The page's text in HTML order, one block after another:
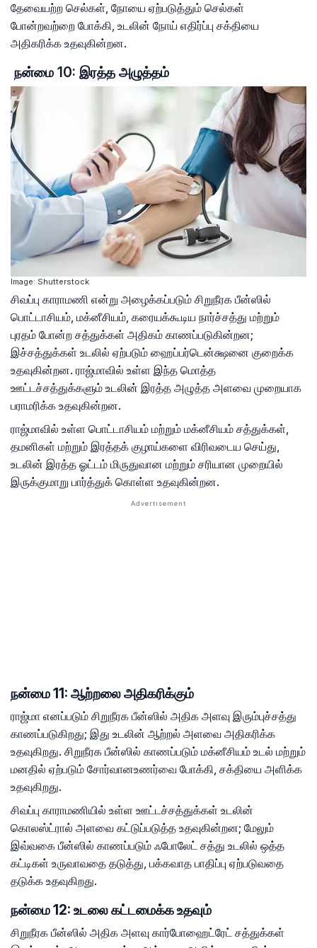
தேவையற்ற செல்கள், நோயை ஏற்படுத்தும் செல்கள்
போன்றவற்றை போக்கி, உடலின் நோய் எதிர்ப்பு சக்தியை
அதிகரிக்க உதவுகின்றன.
நன்மை 10: இரத்த அழுத்தம்
Image: Shutterstock
சிவப்பு காராமணி என்று அழைக்கப்படும் சிறுநீரக பீன்ஸில்
பொட்டாசியம், மக்னீசியம், கரையக்கூடிய நார்ச்சத்து மற்றும்
புரதம் போன்ற சத்துக்கள் அதிகம் காணப்படுகின்றன;
இச்சத்துக்கள் உடலில் ஏற்படும் ஹைப்பர்டென்க்ஷனை குறைக்க
உதவுகின்றன. ராஜ்மாவில் உள்ள இந்த மொத்த
ஊட்டச்சத்துக்களும் உடலின் இரத்த அழுத்த அளவை முறையாக
பராமரிக்க உதவுகின்றன.
ராஜ்மாவில் உள்ள பொட்டாசியம் மற்றும் மக்னீசியம் சத்துக்கள்,
தமனிகள் மற்றும் இரத்தக் குழாய்களை விரிவடைய செய்து,
உடலின் இரத்த ஓட்டம் மிருதுவான மற்றும் சரியான முறையில்
இருக்குமாறு பார்த்துக் கொள்ள உதவுகின்றன.
நன்மை 11: ஆற்றலை அதிகரிக்கும்
ராஜ்மா எனப்படும் சிறுநீரக பீன்ஸில் அதிக அளவு இரும்புச்சத்து
காணப்படுகிறது; இது உடலின் ஆற்றல் அளவை அதிகரிக்க
உதவுகிறது. சிறுநீரக பீன்ஸில் காணப்படும் மக்னீசியம் உடல் மற்றும்
மனதில் ஏற்படும் சோர்வானஉணர்வை போக்கி, சக்தியை அளிக்க
உதவுகிறது.
சிவப்பு காராமணியில் உள்ள ஊட்டச்சத்துக்கள் உடலின்
கொலஸ்ட்ரால் அளவை கட்டுப்படுத்த உதவுகின்றன; மேலும்
இவ்வகை பீன்ஸில் காணப்படும் ஃபோலேட் சத்து உடலில் ஒத்த
கட்டிகள் உருவாவதை தடுத்து, பக்கவாத பாதிப்பு ஏற்படுவதை
தடுக்க உதவுகிறது.
நன்மை 12: உடலை கட்டமைக்க உதவும்
சிறுநீரக பீன்ஸில் அதிக அளவு கார்போஹைட்ரேட் சத்துக்கள்